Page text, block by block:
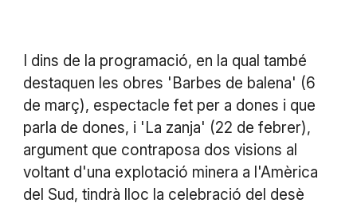
I dins de la programació, en la qual també
destaquen les obres 'Barbes de balena' (6
de març), espectacle fet per a dones i que
parla de dones, i 'La zanja' (22 de febrer),
argument que contraposa dos visions al
voltant d'una explotació minera a l'Amèrica
del Sud, tindrà lloc la celebració del desè